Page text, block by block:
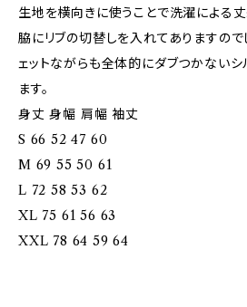
生地を横向きに使うことで洗濯による丈
脇にリブの切替しを入れてありますの
ェットながらも全体的にダブつかないシ
ます。
身丈 身幅 肩幅 袖丈
S 66 52 47 60
M 69 55 50 61
L 72 58 53 62
XL 75 61 56 63
XXL 78 64 59 64